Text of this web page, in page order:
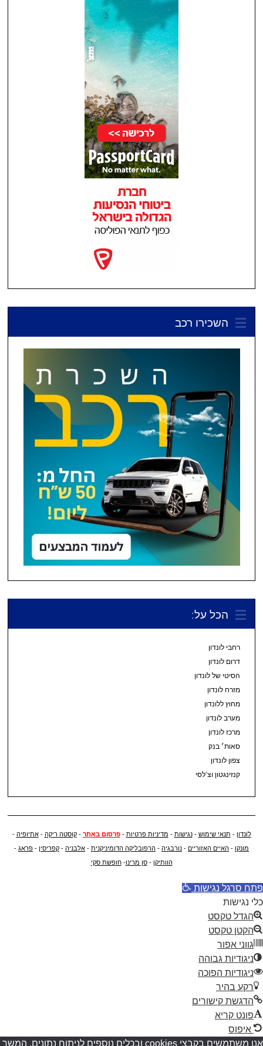
השכירו רכב
הכל על:
רחבי לונדון
דרום לונדון
הסיטי של לונדון
מזרח לונדון
מחוץ ללונדון
מערב לונדון
מרכז לונדון
סאות׳ בנק
צפון לונדון
קנזינגטון וצ’לסי
לונדון - תנאי שימוש -נגישות - מדיניות פרטיות -פרסום באתר -קוסטה ריקה -אתיופיה -
מונקו - האיים האזוריים - נורבגיה - הרפובליקה הדומיניקנית - אלבניה - קפריסין - פראג -
הוותיקן -סן מרינו-חופשת סקי
פתח סרגל נגישות
כלי נגישות
הגדל טקסט
הקטן טקסט
גווני אפור
ניגודיות גבוהה
ניגודיות הפוכה
רקע בהיר
הדגשת קישורים
פונט קריא
איפוס
אנו משתמשים בקבצי cookies ובכלים נוספים לניתוח נתונים. המשך